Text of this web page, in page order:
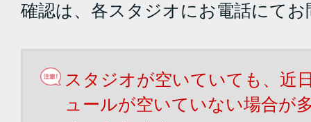
確認は、各スタジオにお電話にて
スタジオが空いていても、近
ュールが空いていない場合が